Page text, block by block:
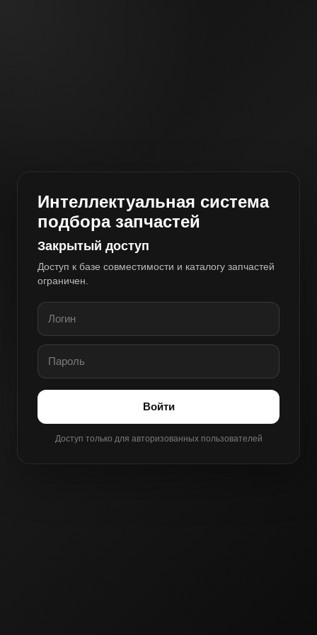
Интеллектуальная система
подбора запчастей
Закрытый доступ
Доступ к базе совместимости и каталогу запчастей
ограничен.
Войти
Доступ только для авторизованных пользователей